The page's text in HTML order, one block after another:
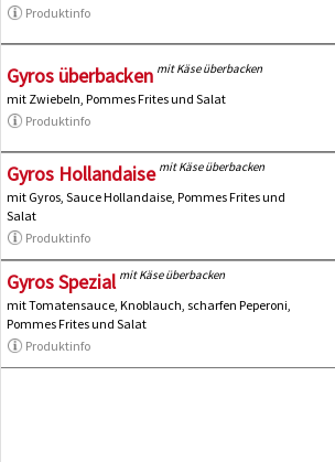
Produktinfo
Gyros überbacken mit Käse überbacken
mit Zwiebeln, Pommes Frites und Salat
Produktinfo
Gyros Hollandaise mit Käse überbacken
mit Gyros, Sauce Hollandaise, Pommes Frites und
Salat
Produktinfo
Gyros Spezial mit Käse überbacken
mit Tomatensauce, Knoblauch, scharfen Peperoni,
Pommes Frites und Salat
Produktinfo